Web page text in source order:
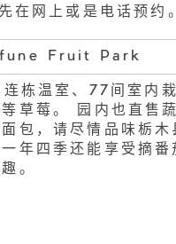
在网上或是电话预约
Fruit Park
连栋温室、77间室内
等草莓。 园内也直售
面包，请尽情品味栃
年四季还能享受摘
。